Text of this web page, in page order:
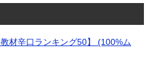
材辛口ランキング50】 (100%ム